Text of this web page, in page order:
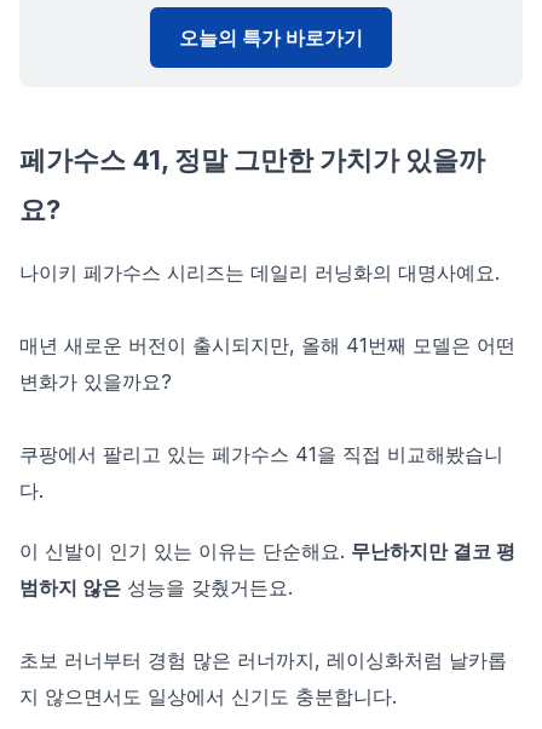
오늘의 특가 바로가기
페가수스 41, 정말 그만한 가치가 있을까
요?
나이키 페가수스 시리즈는 데일리 러닝화의 대명사예요.
매년 새로운 버전이 출시되지만, 올해 41번째 모델은 어떤
변화가 있을까요?
쿠팡에서 팔리고 있는 페가수스 41을 직접 비교해봤습니
다.
이 신발이 인기 있는 이유는 단순해요. 무난하지만 결코 평
범하지 않은 성능을 갖췄거든요.
초보 러너부터 경험 많은 러너까지, 레이싱화처럼 날카롭
지 않으면서도 일상에서 신기도 충분합니다.